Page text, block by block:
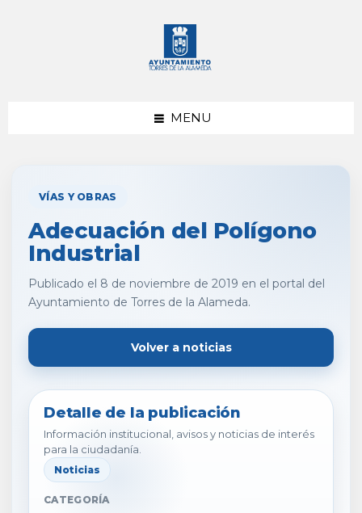
MENU
VÍAS Y OBRAS
Adecuación del Polígono
Industrial
Publicado el 8 de noviembre de 2019 en el portal del
Ayuntamiento de Torres de la Alameda.
Volver a noticias
Detalle de la publicación
Información institucional, avisos y noticias de interés
para la ciudadanía.
Noticias
CATEGORÍA